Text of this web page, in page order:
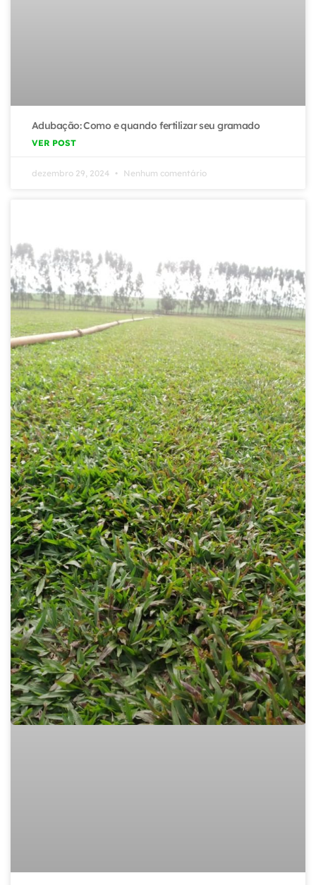
Adubação: Como e quando fertilizar seu gramado
VER POST
dezembro 29, 2024 Nenhum comentário